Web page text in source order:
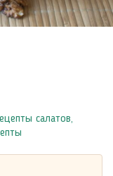
салатов,